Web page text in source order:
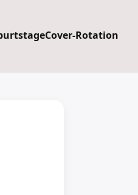
Cover-Rotation